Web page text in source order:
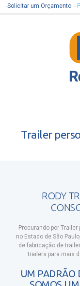
Solicitar um Orçamento -
Trailer
RODY
Procurando por
no Estado de São
de fabricação de
trailers para mais
UM PADRÃO